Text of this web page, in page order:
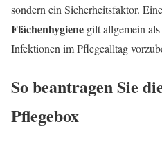
sondern ein Sicherheitsfaktor. Eine
Flächenhygiene gilt allgemein
Infektionen im Pflegealltag
So beantragen Sie
Pflegebox